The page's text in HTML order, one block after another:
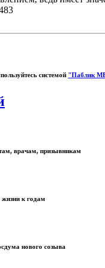
системой "Паблик
врачам, призывникам
жизни к годам
нового созыва